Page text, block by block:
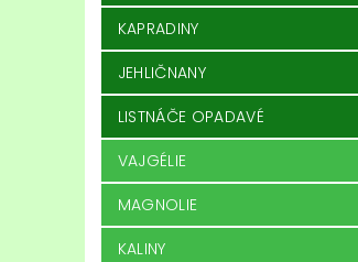
KAPRADINY
JEHLIČNANY
LISTNÁČE OPADAVÉ
VAJGÉLIE
MAGNOLIE
KALINY